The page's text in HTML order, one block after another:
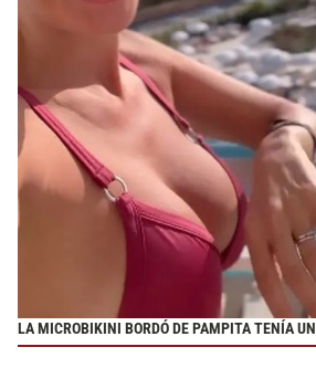
LA MICROBIKINI BORDÓ DE PAMPITA TENÍA UN